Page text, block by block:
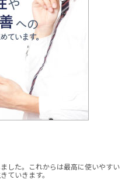
した。これからは最高に使いやすい
ていきます。